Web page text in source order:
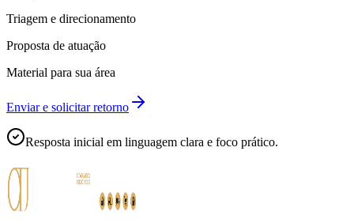
Triagem e direcionamento
Proposta de atuação
Material para sua área
Enviar e solicitar retorno
Resposta inicial em linguagem clara e foco prático.